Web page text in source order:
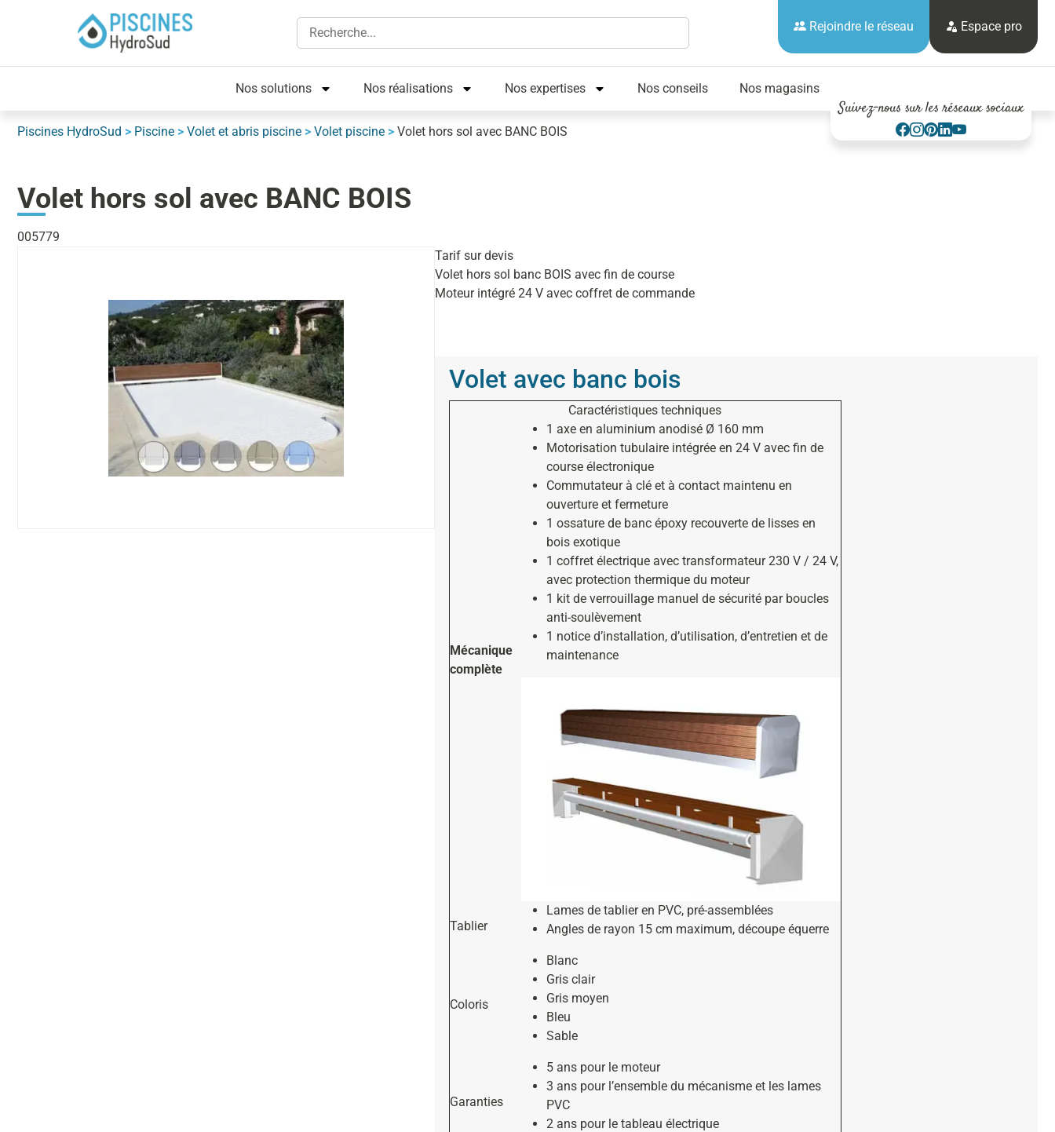
Rejoindre le réseau Espace pro
Nos solutions Nos réalisations Nos expertises Nos conseils Nos magasins
Suivez-nous sur les réseaux sociaux
Piscines HydroSud > Piscine > Volet et abris piscine > Volet piscine > Volet hors sol avec BANC BOIS
Volet hors sol avec BANC BOIS
005779
Tarif sur devis
Volet hors sol banc BOIS avec fin de course
Moteur intégré 24 V avec coffret de commande
Volet avec banc bois
Caractéristiques techniques
Mécanique
complète
1 axe en aluminium anodisé Ø 160 mm
Motorisation tubulaire intégrée en 24 V avec fin de
course électronique
Commutateur à clé et à contact maintenu en
ouverture et fermeture
1 ossature de banc époxy recouverte de lisses en
bois exotique
1 coffret électrique avec transformateur 230 V / 24 V,
avec protection thermique du moteur
1 kit de verrouillage manuel de sécurité par boucles
anti-soulèvement
1 notice d’installation, d’utilisation, d’entretien et de
maintenance
Tablier
Lames de tablier en PVC, pré-assemblées
Angles de rayon 15 cm maximum, découpe équerre
Coloris
Blanc
Gris clair
Gris moyen
Bleu
Sable
Garanties
5 ans pour le moteur
3 ans pour l’ensemble du mécanisme et les lames
PVC
2 ans pour le tableau électrique